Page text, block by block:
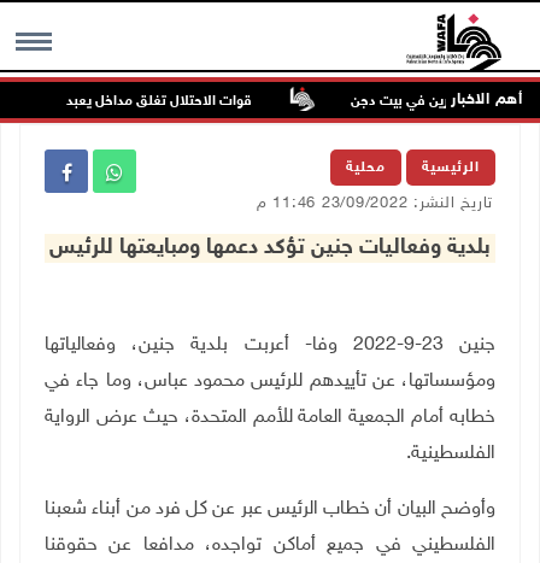
MENU أهم الاخبار
للمستعمرين في بيت دجن قوات الاحتلال تغلق مداخل يعبد جنوب غرب
الرئيسية محلية
تاريخ النشر: 23/09/2022 11:46 م
بلدية وفعاليات جنين تؤكد دعمها ومبايعتها للرئيس
جنين 23-9-2022 وفا- أعربت بلدية جنين، وفعالياتها
ومؤسساتها، عن تأييدهم للرئيس محمود عباس، وما جاء في
خطابه أمام الجمعية العامة للأمم المتحدة، حيث عرض الرواية
الفلسطينية.
وأوضح البيان أن خطاب الرئيس عبر عن كل فرد من أبناء شعبنا
الفلسطيني في جميع أماكن تواجده، مدافعا عن حقوقنا